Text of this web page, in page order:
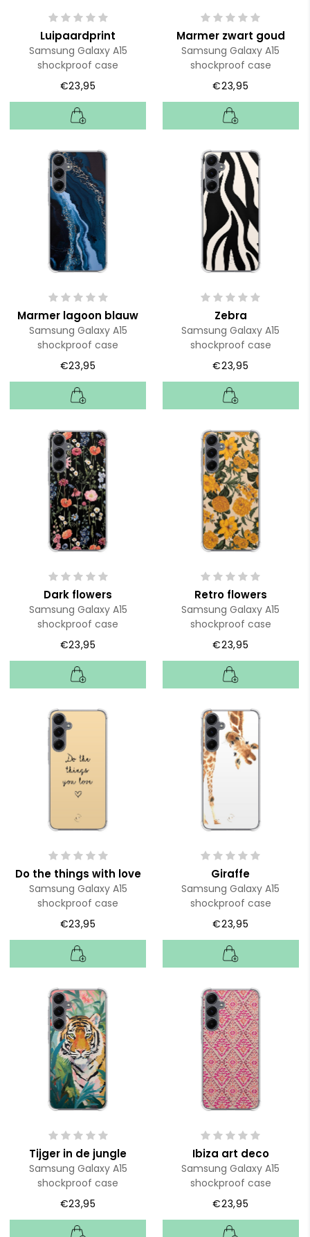
Luipaardprint
Samsung Galaxy A15
shockproof case
€23,95
Marmer zwart goud
Samsung Galaxy A15
shockproof case
€23,95
Marmer lagoon blauw
Samsung Galaxy A15
shockproof case
€23,95
Zebra
Samsung Galaxy A15
shockproof case
€23,95
Dark flowers
Samsung Galaxy A15
shockproof case
€23,95
Retro flowers
Samsung Galaxy A15
shockproof case
€23,95
Do the things with love
Samsung Galaxy A15
shockproof case
€23,95
Giraffe
Samsung Galaxy A15
shockproof case
€23,95
Tijger in de jungle
Samsung Galaxy A15
shockproof case
€23,95
Ibiza art deco
Samsung Galaxy A15
shockproof case
€23,95